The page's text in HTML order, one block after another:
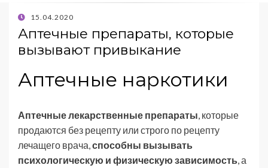
15.04.2020
Аптечные препараты, которые
вызывают привыкание
Аптечные наркотики
Аптечные лекарственные препараты, которые
продаются без рецепту или строго по рецепту
лечащего врача,способны вызывать
психологическую и физическую зависимость, а